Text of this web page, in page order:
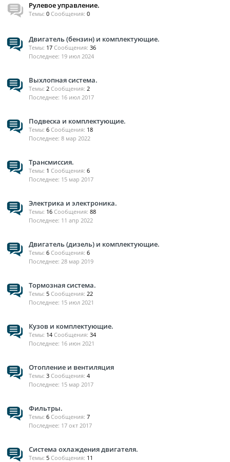
Рулевое управление.
Темы: 0 Сообщения: 0
Двигатель (бензин) и комплектующие.
Темы: 17 Сообщения: 36
19 июл 2024
Выхлопная система.
Темы: 2 Сообщения: 2
16 июл 2017
Подвеска и комплектующие.
Темы: 6 Сообщения: 18
8 мар 2022
Трансмиссия.
Темы: 1 Сообщения: 6
15 мар 2017
Электрика и электроника.
Темы: 16 Сообщения: 88
11 апр 2022
Двигатель (дизель) и комплектующие.
Темы: 6 Сообщения: 6
28 мар 2019
Тормозная система.
Темы: 5 Сообщения: 22
15 июл 2021
Кузов и комплектующие.
Темы: 14 Сообщения: 34
16 июн 2021
Отопление и вентиляция
Темы: 3 Сообщения: 4
15 мар 2017
Фильтры.
Темы: 6 Сообщения: 7
17 окт 2017
Система охлаждения двигателя.
Темы: 5 Сообщения: 11